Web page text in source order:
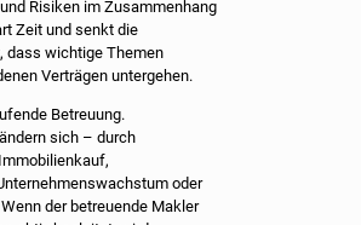
Risiken im Zusammenhang
Zeit und senkt die
dass wichtige Themen
Verträgen untergehen.
Betreuung.
sich – durch
oder
der betreuende Makler